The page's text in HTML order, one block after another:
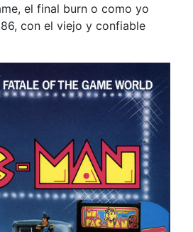
el final burn o como yo
con el viejo y confiable